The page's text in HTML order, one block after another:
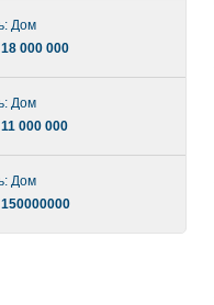
Дом
18 000 000
Дом
11 000 000
Дом
150000000